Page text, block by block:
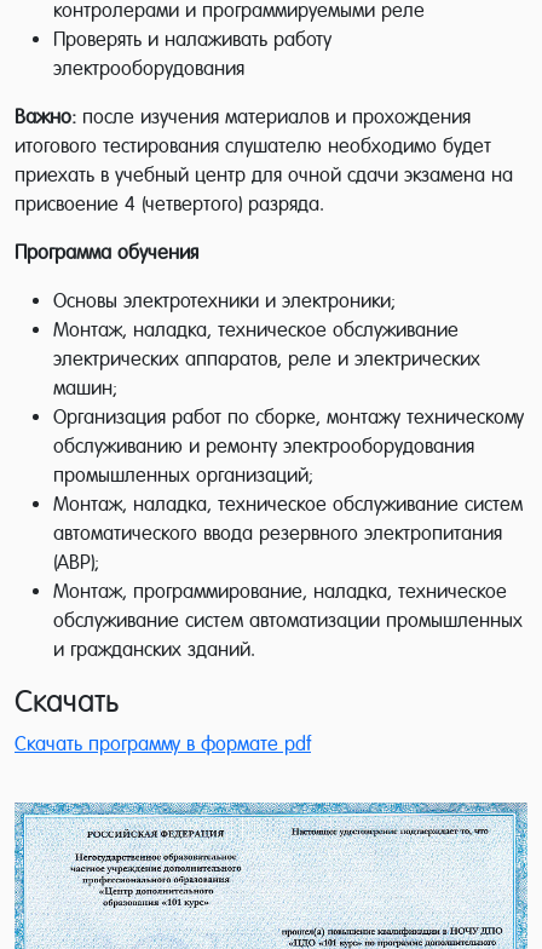
контролерами и программируемыми реле
Проверять и налаживать работу
электрооборудования
Важно: после изучения материалов и прохождения
итогового тестирования слушателю необходимо будет
приехать в учебный центр для очной сдачи экзамена на
присвоение 4 (четвертого) разряда.
Программа обучения
Основы электротехники и электроники;
Монтаж, наладка, техническое обслуживание
электрических аппаратов, реле и электрических
машин;
Организация работ по сборке, монтажу техническому
обслуживанию и ремонту электрооборудования
промышленных организаций;
Монтаж, наладка, техническое обслуживание систем
автоматического ввода резервного электропитания
(АВР);
Монтаж, программирование, наладка, техническое
обслуживание систем автоматизации промышленных
и гражданских зданий.
Скачать
Скачать программу в формате pdf